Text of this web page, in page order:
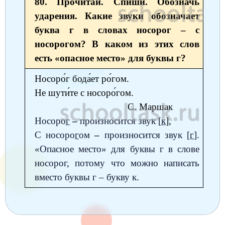
Окружающий мир
Русский язык
Музыка
Английский язык
Информатика
Литературное чтение
Математика
Окружающий мир
Математика
Литературное чтение
Музыка
Технология
Математика
Английский язык
Обществознание
История
География
Литература
Биология
Информатика
Биология
Немецкий язык
Математика
Английский язык
Русский язык
Обществознание
Информатика
История
7 класс
Немецкий язык
Русский язык
Обществознание
Физика
Английский язык
Информатика
Биология
Литература
8 класс
География
История
Химия
Физика
Русский язык
Алгебра
Информатика
9 класс
Биология
Обществознание
Физика
Информатика
Алгебра
Химия
10 класс
Физика
Химия
Русский язык
11 класс
Физика
Химия
ударения. Какие звуки обозначает
буква г в словах носорог – с
носорогом? В каком из этих слов
есть «опасное место» для буквы г?
Носоро́г бода́ет ро́гом.
Не шути́те с носоро́гом.
С. Маршак
Носорог –произносится звук [к],
С носорогом– произносится звук [г].
«Опасное место» для буквы г в слове
носорог, потому что можно написать
вместо буквы г – букву к.